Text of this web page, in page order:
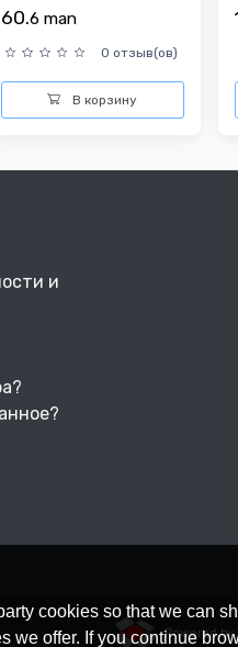
60.6 man
0 отзыв(ов)
В корзину
cookies so that we can
we offer. If you continue
и
Powered by